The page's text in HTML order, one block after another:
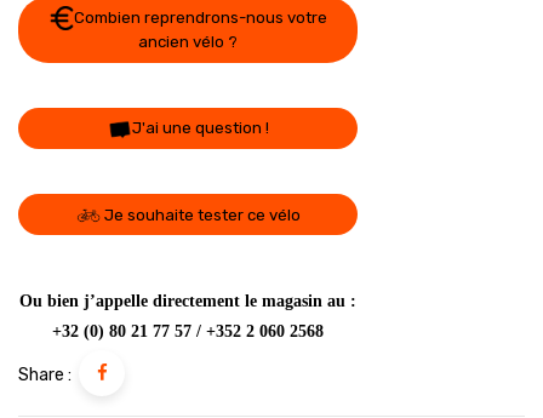
Combien reprendrons-nous votre
ancien vélo ?
J'ai une question !
Je souhaite tester ce vélo
Ou bien j’appelle directement le magasin au :
+32 (0) 80 21 77 57 / +352 2 060 2568
Share :